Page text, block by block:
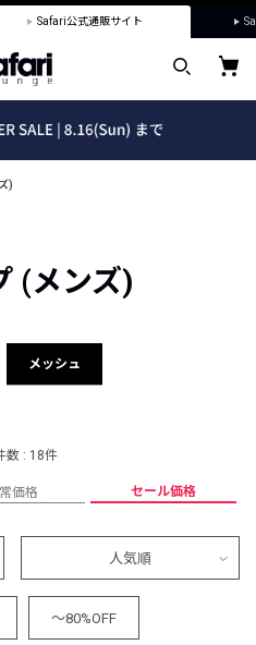
Safari公式通販サイト
)
(メンズ)
メッシュ
数 : 18件
価格 セール価格
人気順
～80%OFF